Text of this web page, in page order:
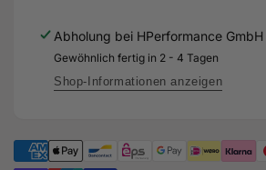
/
TTRS
8S
8V
/
TTRS
RSQ3
OPF
Abholung bei HPerformance GmbH
Gewöhnlich fertig in 2 - 4 Tagen
Shop-Informationen anzeigen